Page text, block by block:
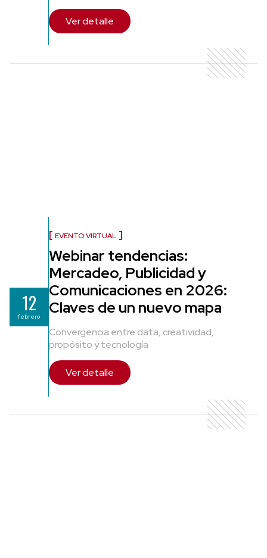
Ver detalle
12
febrero
EVENTO VIRTUAL
Webinar tendencias:
Mercadeo, Publicidad y
Comunicaciones en 2026:
Claves de un nuevo mapa
Convergencia entre data, creatividad,
propósito y tecnología
Ver detalle